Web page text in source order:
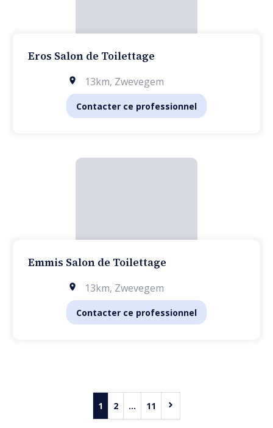
Eros Salon de Toilettage
13km, Zwevegem
Contacter ce professionnel
Emmis Salon de Toilettage
13km, Zwevegem
Contacter ce professionnel
1 2 ... 11